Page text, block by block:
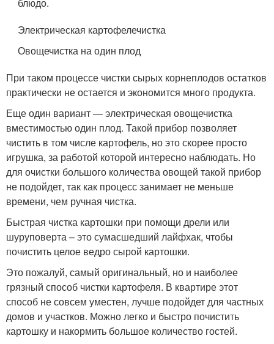
Электрическая картофелечистка
Овощечистка на один плод
При таком процессе чистки сырых корнеплодов остатков
практически не остается и экономится много продукта.
Еще один вариант — электрическая овощечистка
вместимостью один плод. Такой прибор позволяет
чистить в том числе картофель, но это скорее просто
игрушка, за работой которой интересно наблюдать. Но
для очистки большого количества овощей такой прибор
не подойдет, так как процесс занимает не меньше
времени, чем ручная чистка.
Быстрая чистка картошки при помощи дрели или
шуруповерта – это сумасшедший лайфхак, чтобы
почистить целое ведро сырой картошки.
Это пожалуй, самый оригинальный, но и наиболее
грязный способ чистки картофеля. В квартире этот
способ не совсем уместен, лучше подойдет для частных
домов и участков. Можно легко и быстро почистить
картошку и накормить большое количество гостей.